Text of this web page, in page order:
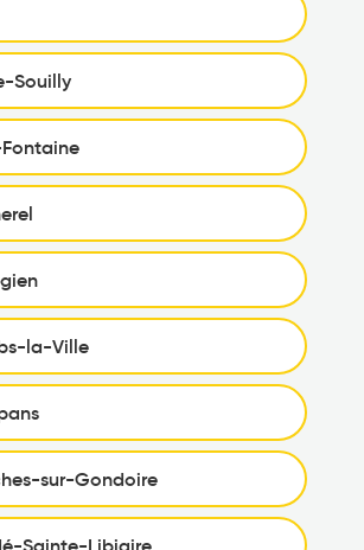
Souilly
la-Ville
sur-Gondoire
Sainte-Libiaire